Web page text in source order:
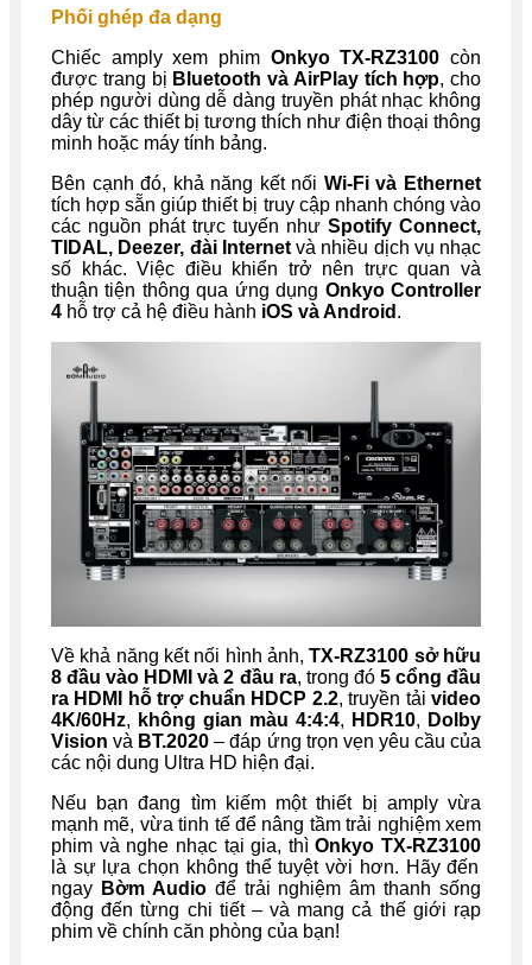
Phối ghép đa dạng
Chiếc amply xem phim Onkyo TX-RZ3100 còn
được trang bị Bluetooth và AirPlay tích hợp, cho
phép người dùng dễ dàng truyền phát nhạc không
dây từ các thiết bị tương thích như điện thoại thông
minh hoặc máy tính bảng.
Bên cạnh đó, khả năng kết nối Wi-Fi và Ethernet
tích hợp sẵn giúp thiết bị truy cập nhanh chóng vào
các nguồn phát trực tuyến như Spotify Connect,
TIDAL, Deezer, đài Internetvà nhiều dịch vụ nhạc
số khác. Việc điều khiển trở nên trực quan và
thuận tiện thông qua ứng dụng Onkyo Controller
4 hỗ trợ cả hệ điều hành iOS và Android .
Về khả năng kết nối hình ảnh,TX-RZ3100 sở hữu
8 đầu vào HDMI và 2 đầu ra, trong đó 5 cổng đầu
ra HDMI hỗ trợ chuẩn HDCP 2.2, truyền tảivideo
4K/60Hz, không gian màu 4:4:4, HDR10, Dolby
Vision và BT.2020 – đáp ứng trọn vẹn yêu cầu của
các nội dung Ultra HD hiện đại.
Nếu bạn đang tìm kiếm một thiết bị amply vừa
mạnh mẽ, vừa tinh tế để nâng tầm trải nghiệm xem
phim và nghe nhạc tại gia, thìOnkyo TX-RZ3100
là sự lựa chọn không thể tuyệt vời hơn. Hãy đến
ngay Bờm Audiođể trải nghiệm âm thanh sống
động đến từng chi tiết – và mang cả thế giới rạp
phim về chính căn phòng của bạn!